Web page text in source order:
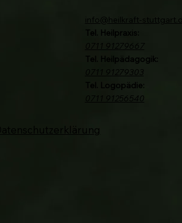
info@heilkraft-
Tel. Heilpraxis:
0711 91279667
Tel. Heilpädagogik:
0711 91279303
Tel. Logopädie:
0711 91256540
Datenschutzerklärung